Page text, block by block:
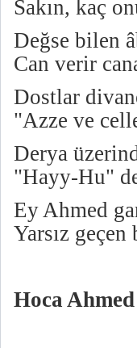
Sakın, kaç
Değse bilen
Can verir
Dostlar
"Azze ve
Derya
"Hayy-Hu"
Ey Ahmed
Yarsız
Hoca